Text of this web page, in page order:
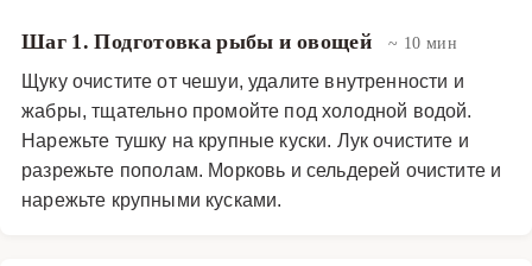
богата клетчаткой и витаминами. Блюдо отлично
подходит для диетического питания и укрепления
иммунитета в холодное время года.
Супы·Бульоны·Рыбный бульон
Шаг 1. Подготовка рыбы и овощей ~ 10 мин
Щуку очистите от чешуи, удалите внутренности и
жабры, тщательно промойте под холодной водой.
Нарежьте тушку на крупные куски. Лук очистите и
разрежьте пополам. Морковь и сельдерей очистите и
нарежьте крупными кусками.